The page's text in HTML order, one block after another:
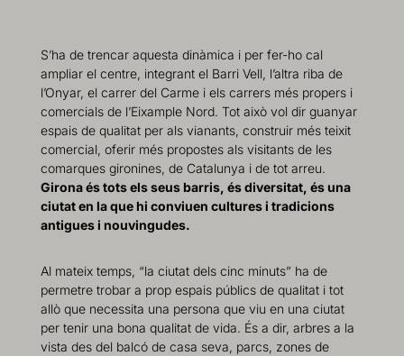
S’ha de trencar aquesta dinàmica i per fer-ho cal
ampliar el centre, integrant el Barri Vell, l’altra riba de
l’Onyar, el carrer del Carme i els carrers més propers i
comercials de l’Eixample Nord. Tot això vol dir guanyar
espais de qualitat per als vianants, construir més teixit
comercial, oferir més propostes als visitants de les
comarques gironines, de Catalunya i de tot arreu.
Girona és tots els seus barris, és diversitat, és una
ciutat en la que hi conviuen cultures i tradicions
antigues i nouvingudes.
Al mateix temps, “la ciutat dels cinc minuts” ha de
permetre trobar a prop espais públics de qualitat i tot
allò que necessita una persona que viu en una ciutat
per tenir una bona qualitat de vida. És a dir, arbres a la
vista des del balcó de casa seva, parcs, zones de